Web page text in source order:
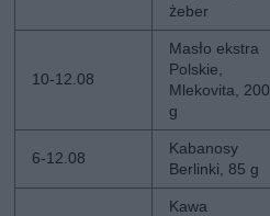
żeber
10-12.08
Masło ekstra
Polskie,
Mlekovita, 200
g
6-12.08
Kabanosy
Berlinki, 85 g
Kawa